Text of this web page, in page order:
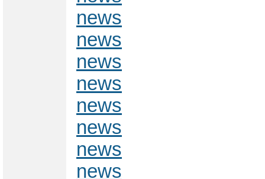
news
news
news
news
news
news
news
news